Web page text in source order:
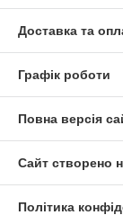
Доставка та
Графік роботи
Повна версія
Сайт створено
Політика